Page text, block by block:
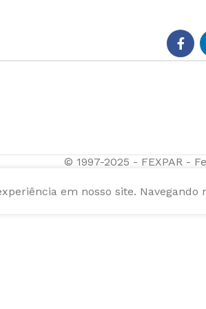
© 1997-2025 - FEXPAR -
em nosso site. Navegando